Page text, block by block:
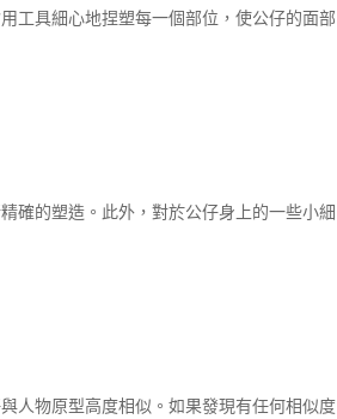
工具細心地捏塑每一個部位，使公仔的面部
確的塑造。此外，對於公仔身上的一些小細
人物原型高度相似。如果發現有任何相似度